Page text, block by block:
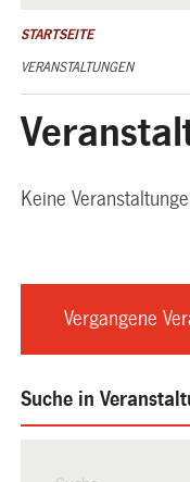
ÜBER UNS
STARTSEITE
VERANSTALTUNGEN
Keine
Vergangene
Suche in